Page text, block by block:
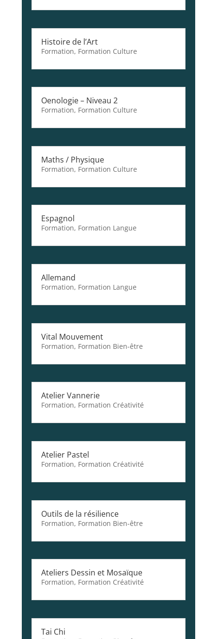
Histoire de l’Art
Formation, Formation Culture
Oenologie – Niveau 2
Formation, Formation Culture
Maths / Physique
Formation, Formation Culture
Espagnol
Formation, Formation Langue
Allemand
Formation, Formation Langue
Vital Mouvement
Formation, Formation Bien-être
Atelier Vannerie
Formation, Formation Créativité
Atelier Pastel
Formation, Formation Créativité
Outils de la résilience
Formation, Formation Bien-être
Ateliers Dessin et Mosaïque
Formation, Formation Créativité
Tai Chi